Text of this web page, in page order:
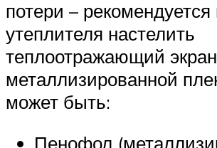
потери – рекомендуется
утеплителя настелить
теплоотражающий
металлизированной
может быть:
Пенофол